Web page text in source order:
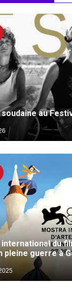
au
du
pleine guerre à